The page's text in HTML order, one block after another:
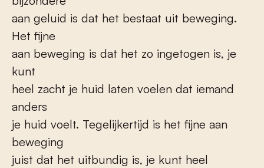
aan geluid is dat het bestaat uit beweging.
Het fijne
aan beweging is dat het zo ingetogen is, je
kunt
heel zacht je huid laten voelen dat iemand
anders
je huid voelt. Tegelijkertijd is het fijne aan
beweging
juist dat het uitbundig is, je kunt heel